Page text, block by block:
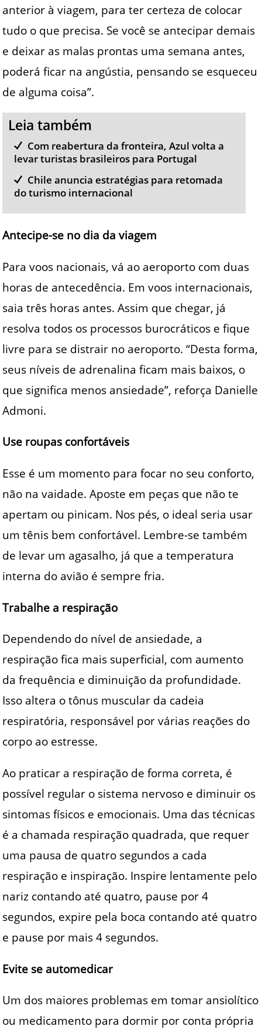
anterior à viagem, para ter certeza de colocar
tudo o que precisa. Se você se antecipar demais
e deixar as malas prontas uma semana antes,
poderá ficar na angústia, pensando se esqueceu
de alguma coisa”.
Leia também
Com reabertura da fronteira, Azul volta a
levar turistas brasileiros para Portugal
Chile anuncia estratégias para retomada
do turismo internacional
Antecipe-se no dia da viagem
Para voos nacionais, vá ao aeroporto com duas
horas de antecedência. Em voos internacionais,
saia três horas antes. Assim que chegar, já
resolva todos os processos burocráticos e fique
livre para se distrair no aeroporto. “Desta forma,
seus níveis de adrenalina ficam mais baixos, o
que significa menos ansiedade”, reforça Danielle
Admoni.
Use roupas confortáveis
Esse é um momento para focar no seu conforto,
não na vaidade. Aposte em peças que não te
apertam ou pinicam. Nos pés, o ideal seria usar
um tênis bem confortável. Lembre-se também
de levar um agasalho, já que a temperatura
interna do avião é sempre fria.
Trabalhe a respiração
Dependendo do nível de ansiedade, a
respiração fica mais superficial, com aumento
da frequência e diminuição da profundidade.
Isso altera o tônus muscular da cadeia
respiratória, responsável por várias reações do
corpo ao estresse.
Ao praticar a respiração de forma correta, é
possível regular o sistema nervoso e diminuir os
sintomas físicos e emocionais. Uma das técnicas
é a chamada respiração quadrada, que requer
uma pausa de quatro segundos a cada
respiração e inspiração. Inspire lentamente pelo
nariz contando até quatro, pause por 4
segundos, expire pela boca contando até quatro
e pause por mais 4 segundos.
Evite se automedicar
Um dos maiores problemas em tomar ansiolítico
ou medicamento para dormir por conta própria